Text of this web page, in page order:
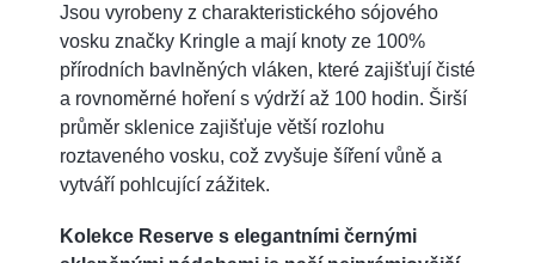
Jsou vyrobeny z charakteristického sójového
vosku značky Kringle a mají knoty ze 100%
přírodních bavlněných vláken, které zajišťují čisté
a rovnoměrné hoření s výdrží až 100 hodin. Širší
průměr sklenice zajišťuje větší rozlohu
roztaveného vosku, což zvyšuje šíření vůně a
vytváří pohlcující zážitek.
Kolekce Reserve s elegantními černými